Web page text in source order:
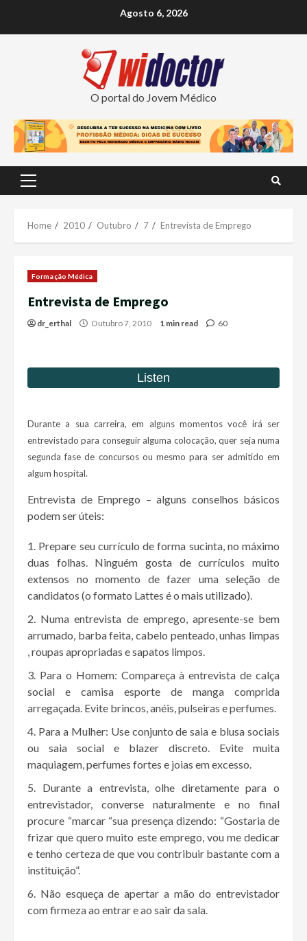
Agosto 6, 2026
O portal do Jovem Médico
Primary
Home 2010 Outubro 7 Entrevista de Emprego
Formação Médica
Entrevista de Emprego
dr_erthal Outubro 7, 2010 1 min read 60
Durante a sua carreira, em alguns momentos você irá ser
entrevistado para conseguir alguma colocação, quer seja numa
segunda fase de concursos ou mesmo para ser admitido em
algum hospital.
Entrevista de Emprego – alguns conselhos básicos
podem ser úteis:
Prepare seu currículo de forma sucinta, no máximo
duas folhas. Ninguém gosta de currículos muito
extensos no momento de fazer uma seleção de
candidatos (o formato Lattes é o mais utilizado).
Numa entrevista de emprego, apresente-se bem
arrumado, barba feita, cabelo penteado, unhas limpas
, roupas apropriadas e sapatos limpos.
Para o Homem: Compareça à entrevista de calça
social e camisa esporte de manga comprida
arregaçada. Evite brincos, anéis, pulseiras e perfumes.
Para a Mulher: Use conjunto de saia e blusa sociais
ou saia social e blazer discreto. Evite muita
maquiagem, perfumes fortes e joias em excesso.
Durante a entrevista, olhe diretamente para o
entrevistador, converse naturalmente e no final
procure “marcar “sua presença dizendo: “Gostaria de
frizar que quero muito este emprego, vou me dedicar
e tenho certeza de que vou contribuir bastante com a
instituição”.
Não esqueça de apertar a mão do entrevistador
com firmeza ao entrar e ao sair da sala.